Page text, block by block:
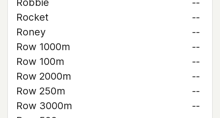
Robbie
--
Rocket
--
Roney
--
Row 1000m
--
Row 100m
--
Row 2000m
--
Row 250m
--
Row 3000m
--